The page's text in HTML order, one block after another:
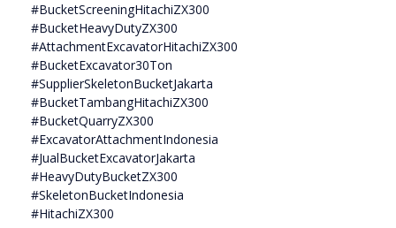
#BucketScreeningHitachiZX300
#BucketHeavyDutyZX300
#AttachmentExcavatorHitachiZX300
#BucketExcavator30Ton
#SupplierSkeletonBucketJakarta
#BucketTambangHitachiZX300
#BucketQuarryZX300
#ExcavatorAttachmentIndonesia
#JualBucketExcavatorJakarta
#HeavyDutyBucketZX300
#SkeletonBucketIndonesia
#HitachiZX300